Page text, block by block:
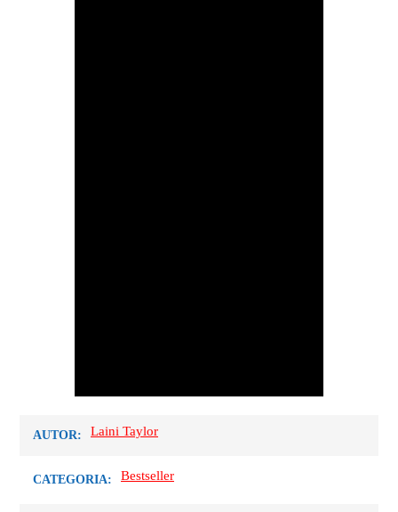
AUTOR: Laini Taylor
CATEGORIA: Bestseller